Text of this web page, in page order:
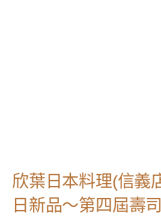
欣葉日本料理(信義
日新品～第四屆壽